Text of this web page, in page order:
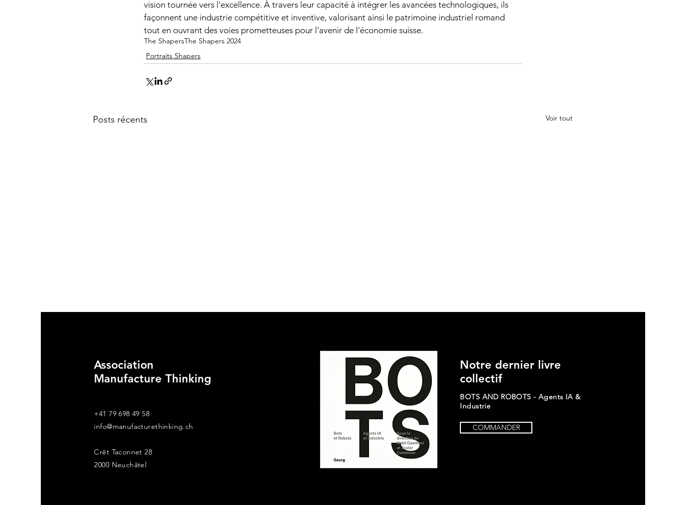
vision tournée vers l'excellence. À travers leur capacité à intégrer les avancées technologiques, ils
façonnent une industrie compétitive et inventive, valorisant ainsi le patrimoine industriel romand
tout en ouvrant des voies prometteuses pour l'avenir de l'économie suisse.
The ShapersThe Shapers 2024
Portraits Shapers
Posts récents Voir tout
Chahnez Brandt - The
Shapers 2024
Stefano & Francesco Carrino
Luca Pescatore - The
Shapers 2024
Association
Manufacture Thinking
+41 79 698 49 58
info@manufacturethinking.ch
Crêt Taconnet 28
2000 Neuchâtel
Notre dernier livre
collectif
BOTS AND ROBOTS - Agents IA &
Industrie
COMMANDER